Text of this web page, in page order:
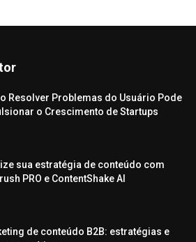
Resolver Problemas do Usuário Pode
o Crescimento de Startups
sua estratégia de conteúdo com
PRO e ContentShake AI
de conteúdo B2B: estratégias e